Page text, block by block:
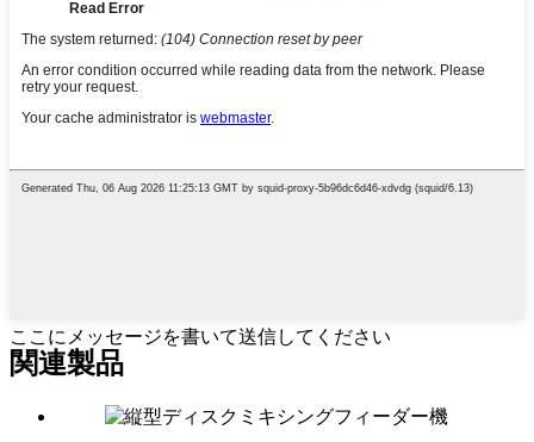
ここにメッセージを書いて送信してください
関連製品